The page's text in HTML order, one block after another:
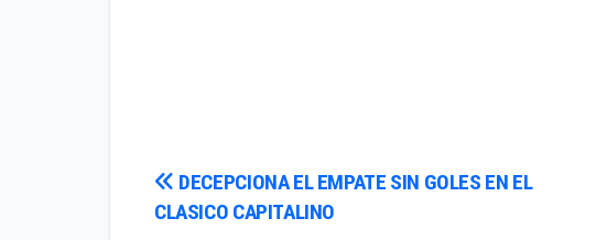
Navegación
DECEPCIONA EL EMPATE SIN GOLES EN EL
CLASICO CAPITALINO